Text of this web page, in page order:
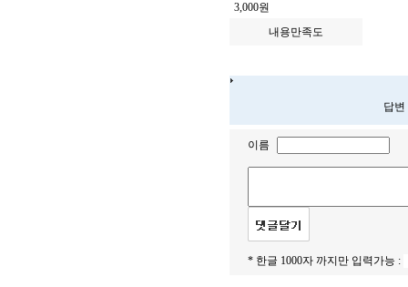
3,000원
내용만족도
답
이름
* 한글 1000자 까지만 입력가능 :